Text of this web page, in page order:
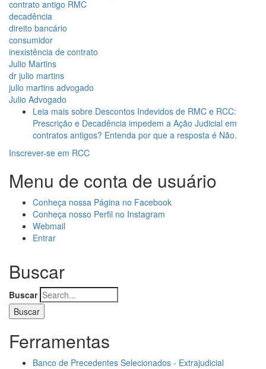
contrato antigo RMC
decadência
direito bancário
consumidor
inexistência de contrato
Julio Martins
dr julio martins
julio martins advogado
Julio Advogado
Leia mais sobre Descontos Indevidos de RMC e RCC:
Prescrição e Decadência impedem a Ação Judicial em
contratos antigos? Entenda por que a resposta é Não.
Inscrever-se em RCC
Menu de conta de usuário
Conheça nossa Página no Facebook
Conheça nosso Perfil no Instagram
Webmail
Entrar
Buscar
Buscar
Ferramentas
Banco de Precedentes Selecionados - Extrajudicial